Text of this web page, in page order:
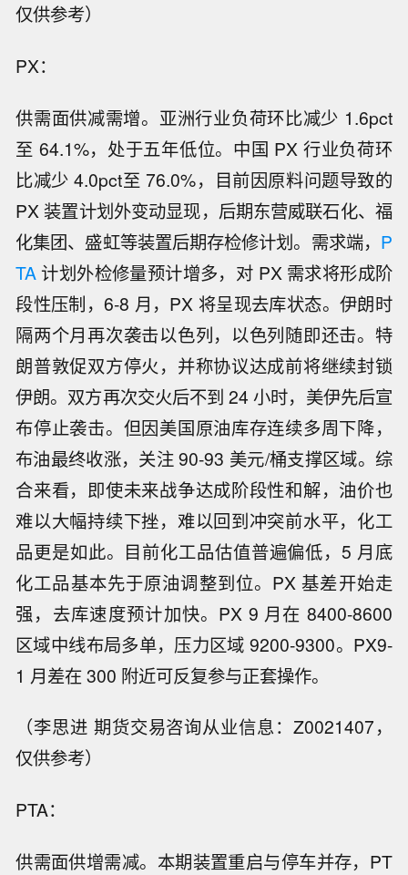
仅供参考）
PX：
供需面供减需增。亚洲行业负荷环比减少 1.6pct
至 64.1%，处于五年低位。中国 PX 行业负荷环
比减少 4.0pct至 76.0%，目前因原料问题导致的
PX 装置计划外变动显现，后期东营威联石化、福
化集团、盛虹等装置后期存检修计划。需求端， P
TA计划外检修量预计增多，对 PX 需求将形成阶
段性压制，6-8 月，PX 将呈现去库状态。伊朗时
隔两个月再次袭击以色列，以色列随即还击。特
朗普敦促双方停火，并称协议达成前将继续封锁
伊朗。双方再次交火后不到 24 小时，美伊先后宣
布停止袭击。但因美国原油库存连续多周下降，
布油最终收涨，关注 90-93 美元/桶支撑区域。综
合来看，即使未来战争达成阶段性和解，油价也
难以大幅持续下挫，难以回到冲突前水平，化工
品更是如此。目前化工品估值普遍偏低，5 月底
化工品基本先于原油调整到位。PX 基差开始走
强，去库速度预计加快。PX 9 月在 8400-8600
区域中线布局多单，压力区域 9200-9300。PX9-
1 月差在 300 附近可反复参与正套操作。
（李思进 期货交易咨询从业信息：Z0021407，
仅供参考）
PTA：
供需面供增需减。本期装置重启与停车并存，PT